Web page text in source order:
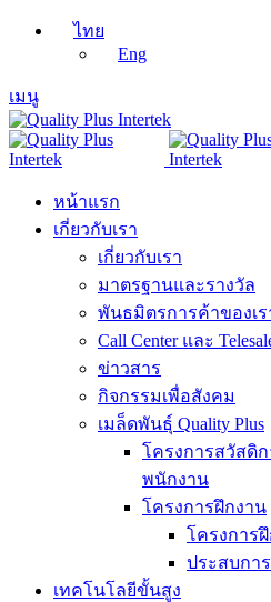
ไทย
Eng
เมนู
หน้าแรก
เกี่ยวกับเรา
เกี่ยวกับเรา
มาตรฐานและรางวัล
พันธมิตรการค้าของเร
Call Center และ
ข่าวสาร
กิจกรรมเพื่อสังคม
เมล็ดพันธุ์ Quality Plus
โครงการสวัสดิ
พนักงาน
โครงการฝึกงาน
โครงการฝึ
ประสบกา
เทคโนโลยีขั้นสูง